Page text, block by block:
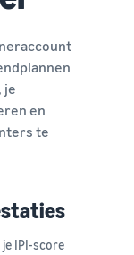
je
en
te
IPI-score